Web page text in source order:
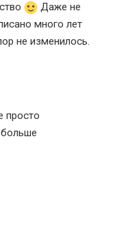
Даже не
много лет
не изменилось.
просто